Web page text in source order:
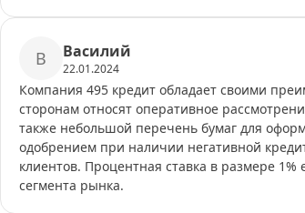
В Василий
22.01.2024
Компания 495 кредит обладает своими
сторонам относят оперативное
также небольшой перечень бумаг для
одобрением при наличии негативной
клиентов. Процентная ставка в размере
сегмента рынка.